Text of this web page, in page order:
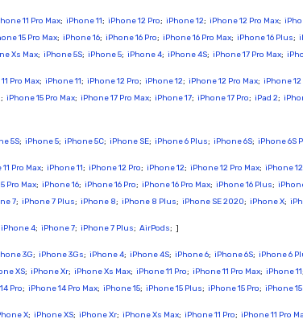
11 Pro Max; iPhone 11; iPhone 12 Pro; iPhone 12; iPhone 12 Pro Max;
15 Pro Max; iPhone 16; iPhone 16 Pro; iPhone 16 Pro Max; iPhone 16 Plus;
Xs Max; iPhone 5S; iPhone 5; iPhone 4; iPhone 4S; iPhone 17 Pro Max;
Pro Max; iPhone 11; iPhone 12 Pro; iPhone 12; iPhone 12 Pro Max; iPhone
; iPhone 15 Pro Max; iPhone 17 Pro Max; iPhone 17; iPhone 17 Pro; iPad 2;
5S; iPhone 5; iPhone 5C; iPhone SE; iPhone 6 Plus; iPhone 6S; iPhone 6S
Pro Max; iPhone 11; iPhone 12 Pro; iPhone 12; iPhone 12 Pro Max; iPhone
Pro Max; iPhone 16; iPhone 16 Pro; iPhone 16 Pro Max; iPhone 16 Plus;
7; iPhone 7 Plus; iPhone 8; iPhone 8 Plus; iPhone SE 2020; iPhone X;
iPhone 4; iPhone 7; iPhone 7 Plus; AirPods; ]
3G; iPhone 3Gs; iPhone 4; iPhone 4S; iPhone 6; iPhone 6S; iPhone 6
XS; iPhone Xr; iPhone Xs Max; iPhone 11 Pro; iPhone 11 Pro Max; iPhone 11;
Pro; iPhone 14 Pro Max; iPhone 15; iPhone 15 Plus; iPhone 15 Pro; iPhone
X; iPhone XS; iPhone Xr; iPhone Xs Max; iPhone 11 Pro; iPhone 11 Pro